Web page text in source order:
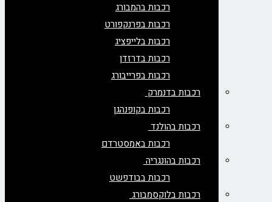
רכבות בהמבורג
רכבות בפרנקפורט
רכבות בלייפציג
רכבות בדרזדן
רכבות בפרייבורג
רכבות בדנמרק
רכבות בקופנהגן
רכבות בהולנד
רכבות באמסטרדם
רכבות בהונגריה
רכבות בבודפשט
רכבות בלוקסמבורג